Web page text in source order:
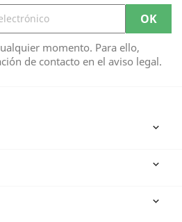
momento. Para ello,
de contacto en el aviso legal.


